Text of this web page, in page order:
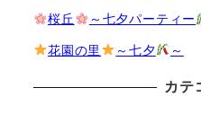
桜丘 ～七夕パーティー
花園の里 ～七夕 ～
カテ